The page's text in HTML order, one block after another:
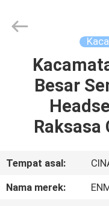
RUMAH
PRODUK
KAMI
Technology
Besar
Raksasa
Tempat asal:
Nama merek: